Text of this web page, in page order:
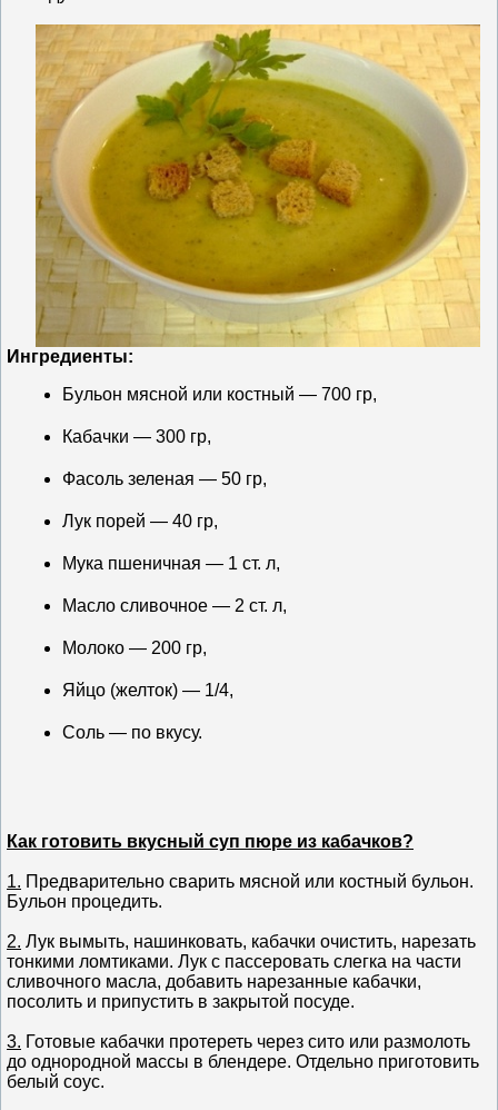
Ингредиенты:
Бульон мясной или костный — 700 гр,
Кабачки — 300 гр,
Фасоль зеленая — 50 гр,
Лук порей — 40 гр,
Мука пшеничная — 1 ст. л,
Масло сливочное — 2 ст. л,
Молоко — 200 гр,
Яйцо (желток) — 1/4,
Соль — по вкусу.
Как готовить вкусный суп пюре из кабачков?
1. Предварительно сварить мясной или костный бульон.
Бульон процедить.
2. Лук вымыть, нашинковать, кабачки очистить, нарезать
тонкими ломтиками. Лук с пассеровать слегка на части
сливочного масла, добавить нарезанные кабачки,
посолить и припустить в закрытой посуде.
3. Готовые кабачки протереть через сито или размолоть
до однородной массы в блендере. Отдельно приготовить
белый соус.